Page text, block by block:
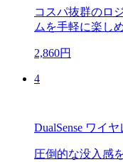
コスパ抜群のロ
ムを手軽に楽し
2,860円
4
DualSense ワイ
圧倒的な没入感